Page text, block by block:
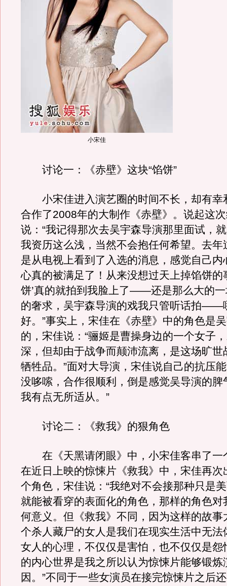
小宋佳
讨论一：《赤壁》这块“馅饼”
小宋佳进入演艺圈的时间不长，却有幸
合作了2008年的大制作《赤壁》。说起这
说：“我记得那次去吴宇森导演那里面试，
我资历这么浅，当然不会抱任何希望。去年
是从电视上看到了入选的消息，感觉自己内
心真的被满足了！从来没想过天上掉馅饼的
饼’真的就拍到我脸上了——还是那么大的
的奢求，吴宇森导演的戏我只管听话拍——
好。”事实上，宋佳在《赤壁》中的角色是
的，宋佳说：“骊姬是曹操身边的一个女子
深，但却由于战争而颠沛流离，是这场旷世
牺牲品。”面对大导演，宋佳说自己的抗压
没哆嗦，合作很顺利，倒是感觉吴导演的脾
我有点无所适从。”
讨论二：《救我》的狠角色
在《天黑请闭眼》中，小宋佳客串了一
在近日上映的惊悚片《救我》中，宋佳再次
个角色，宋佳说：“我绝对不会接那种只是
就能被看穿的表面化的角色，那样的角色对
何意义。但《救我》不同，因为这样的故事
个杀人藏尸的女人是我们在现实生活中无法
女人的心理，不仅仅是害怕，也不仅仅是怨
的内心世界是我之所以认为惊悚片能够锻炼
因。”不同于一些女演员在接完惊悚片之后